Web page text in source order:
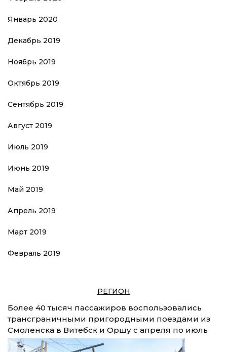
Январь 2020
Декабрь 2019
Ноябрь 2019
Октябрь 2019
Сентябрь 2019
Август 2019
Июль 2019
Июнь 2019
Май 2019
Апрель 2019
Март 2019
Февраль 2019
РЕГИОН
Более 40 тысяч пассажиров воспользовались
трансграничными пригородными поездами из
Смоленска в Витебск и Оршу с апреля по июль